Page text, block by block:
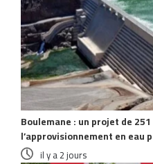
Boulemane : un projet de
l’approvisionnement en eau
il y a 2 jours